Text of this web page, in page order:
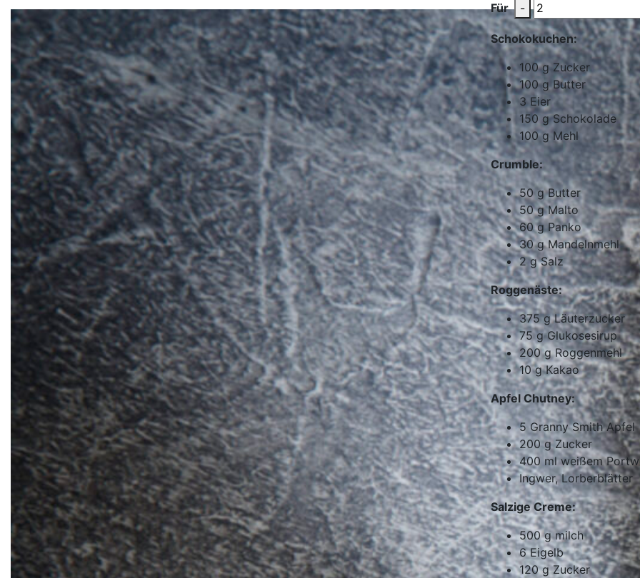
Für -
Schokokuchen:
100 gZucker
100 gButter
3 Eier
150 gSchokolade
100 g Mehl
Crumble:
50 gButter
50 gMalto
60 gPanko
30 gMandelnmehl
2 gSalz
Roggenäste:
375 gLäuterzucker
75 gGlukosesirup
200 gRoggenmehl
10 gKakao
Apfel Chutney:
5 Granny Smith Apfel
200 gZucker
400 mlweißem
Ingwer, Lorberblätter
Salzige Creme:
500 gmilch
6Eigelb
120 gZucker